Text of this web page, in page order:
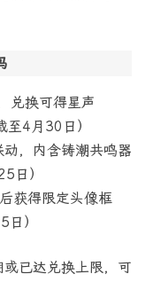
兑换可得星声
4月30日）
，内含铸潮共鸣器
日）
获得限定头像框
）
已达兑换上限，可